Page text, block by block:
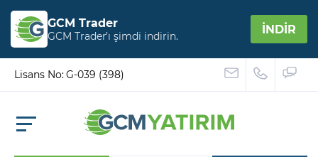
GCM Trader
GCM Trader’ı şimdi indirin. İNDİR
Lisans No: G-039 (398)